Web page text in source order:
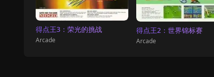
得点王3：荣光的挑战
Arcade
得点王2：世界锦标赛
Arcade